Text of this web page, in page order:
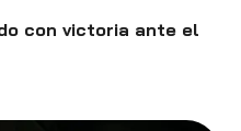
con victoria ante el